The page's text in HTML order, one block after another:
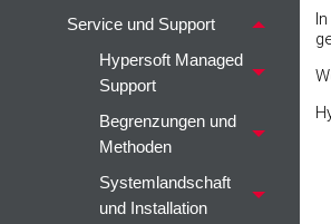
Service und Support
Hypersoft Managed
Support
Begrenzungen und
Methoden
Systemlandschaft
und Installation